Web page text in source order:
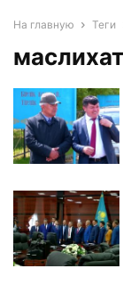
На главную Теги